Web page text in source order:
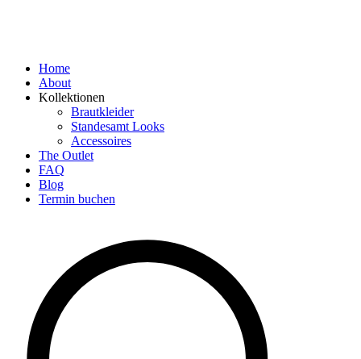
Home
About
Kollektionen
Brautkleider
Standesamt Looks
Accessoires
The Outlet
FAQ
Blog
Termin buchen